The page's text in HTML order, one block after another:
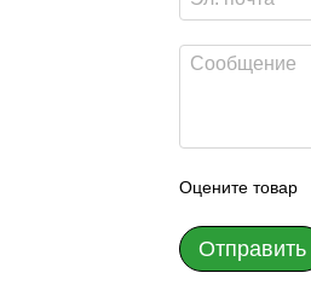
Оцените товар
Отправить